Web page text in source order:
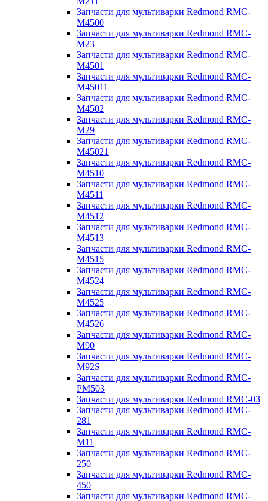
Запчасти для мультиварки Redmond RMC-
M4500
Запчасти для мультиварки Redmond RMC-
M23
Запчасти для мультиварки Redmond RMC-
M4501
Запчасти для мультиварки Redmond RMC-
M45011
Запчасти для мультиварки Redmond RMC-
M4502
Запчасти для мультиварки Redmond RMC-
M29
Запчасти для мультиварки Redmond RMC-
M45021
Запчасти для мультиварки Redmond RMC-
M4510
Запчасти для мультиварки Redmond RMC-
M4511
Запчасти для мультиварки Redmond RMC-
M4512
Запчасти для мультиварки Redmond RMC-
M4513
Запчасти для мультиварки Redmond RMC-
M4515
Запчасти для мультиварки Redmond RMC-
M4524
Запчасти для мультиварки Redmond RMC-
M4525
Запчасти для мультиварки Redmond RMC-
M4526
Запчасти для мультиварки Redmond RMC-
M90
Запчасти для мультиварки Redmond RMC-
M92S
Запчасти для мультиварки Redmond RMC-
PM503
Запчасти для мультиварки Redmond RMC-03
Запчасти для мультиварки Redmond RMC-
281
Запчасти для мультиварки Redmond RMC-
M11
Запчасти для мультиварки Redmond RMC-
250
Запчасти для мультиварки Redmond RMC-
450
Запчасти для мультиварки Redmond RMC-